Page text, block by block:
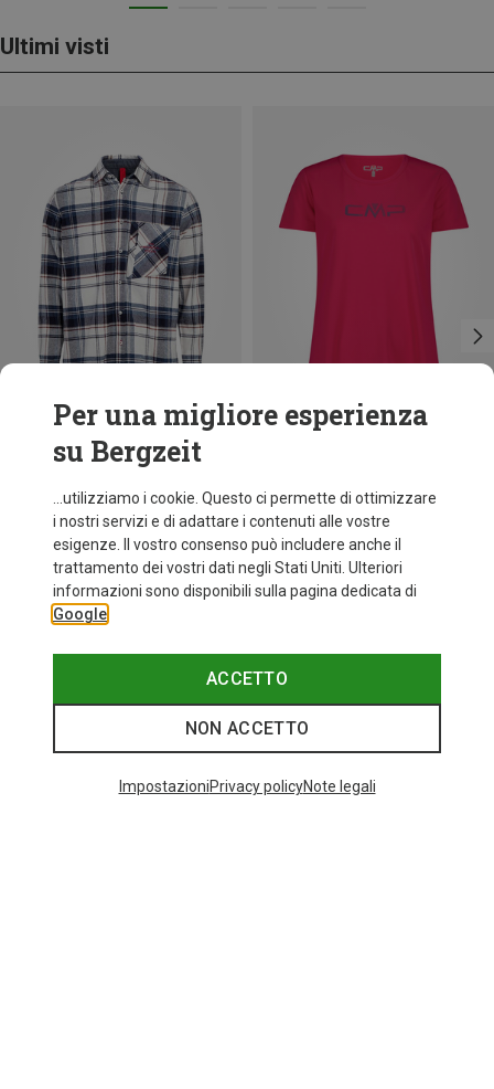
Ultimi visti
Risparmi 40%
CMP
Maglietta funzionale Print donna
9,95 €
Per una migliore esperienza
su Bergzeit
...utilizziamo i cookie. Questo ci permette di ottimizzare
i nostri servizi e di adattare i contenuti alle vostre
esigenze. Il vostro consenso può includere anche il
trattamento dei vostri dati negli Stati Uniti. Ulteriori
informazioni sono disponibili sulla pagina dedicata di
Google
ACCETTO
NON ACCETTO
ImpostazioniPrivacy policyNote legali